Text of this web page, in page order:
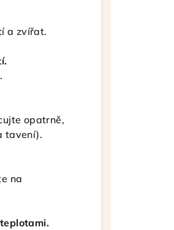
a zvířat.
opatrně,
tavení).
na